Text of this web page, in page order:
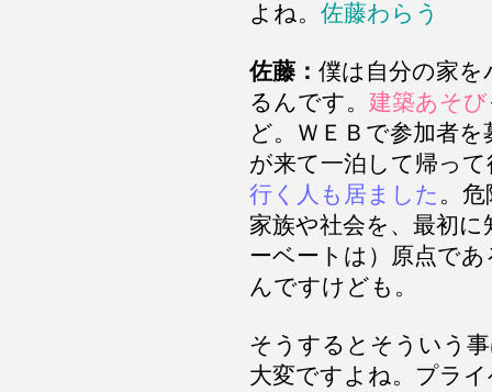
よね。 佐藤わらう
佐藤： 僕は自分の家
るんです。 建築あそび
ど。ＷＥＢで参加者
が来て一泊して帰っ
行く人も居ました 。
家族や社会を、最初
ーベートは）原点で
んですけども。
そうするとそういう
大変ですよね。プラ